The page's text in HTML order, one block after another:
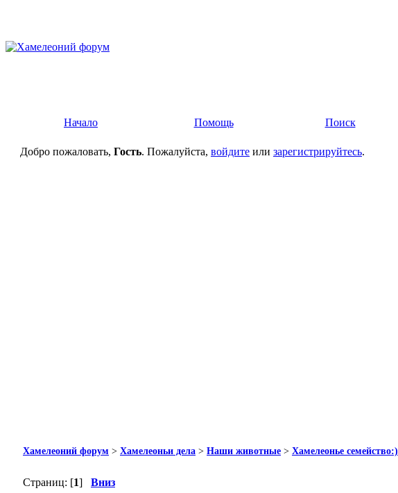
Начало Помощь Поиск
Добро пожаловать, Гость. Пожалуйста, войдите или зарегистрируйтесь.
Хамелеоний форум > Хамелеоньи дела > Наши животные > Хамелеонье семейство:)
Страниц: [1] Вниз